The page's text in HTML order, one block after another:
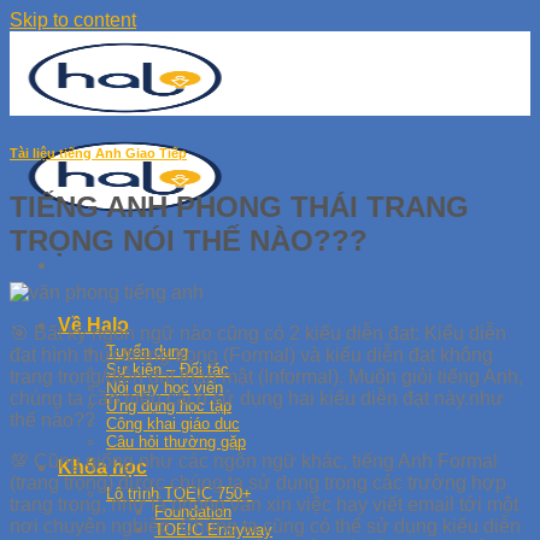
Skip to content
Về Halo
Tuyển dụng
Sự kiện – Đối tác
Nội quy học viên
Ứng dụng học tập
Công khai giáo dục
Câu hỏi thường gặp
Khóa học
Lộ trình TOEIC 750+
Foundation
TOEIC Entryway
Tài liệu tiếng Anh Giao Tiếp
TIẾNG ANH PHONG THÁI TRANG
TRỌNG NÓI THẾ NÀO???
🎯 Bất kỳ ngôn ngữ nào cũng có 2 kiểu diễn đạt: Kiểu diễn
đạt hình thức/trang trọng (Formal) và kiểu diễn đạt không
trang trọng/diễn đạt thân mật (Informal). Muốn giỏi tiếng Anh,
chúng ta cần hiểu cách sử dụng hai kiểu diễn đạt này.như
thế nào??
💯 Cũng giống như các ngôn ngữ khác, tiếng Anh Formal
(trang trọng) được chúng ta sử dụng trong các trường hợp
trang trọng, như là phỏng vấn xin việc hay viết email tới một
nơi chuyên nghiệp. Chúng ta cũng có thể sử dụng kiểu diễn